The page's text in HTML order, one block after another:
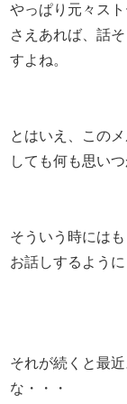
やっぱり元々ス
さえあれば、話
すよね。
とはいえ、この
しても何も思い
そういう時には
お話しするよう
それが続くと最
な・・・